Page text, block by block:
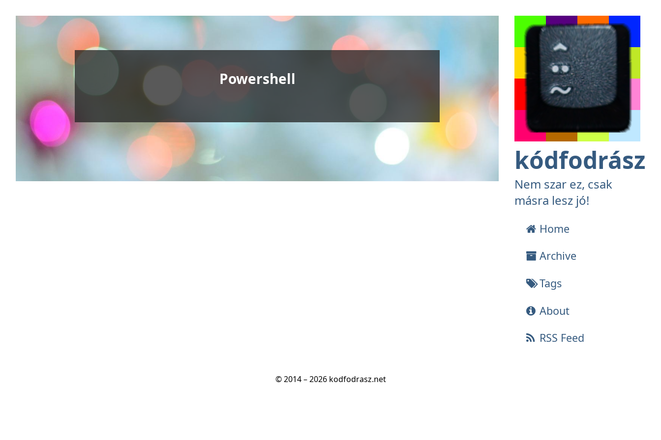
kódfodrász
Nem szar ez, csak
másra lesz jó!
Home
Archive
Tags
About
RSS Feed
Powershell
© 2014 – 2026 kodfodrasz.net